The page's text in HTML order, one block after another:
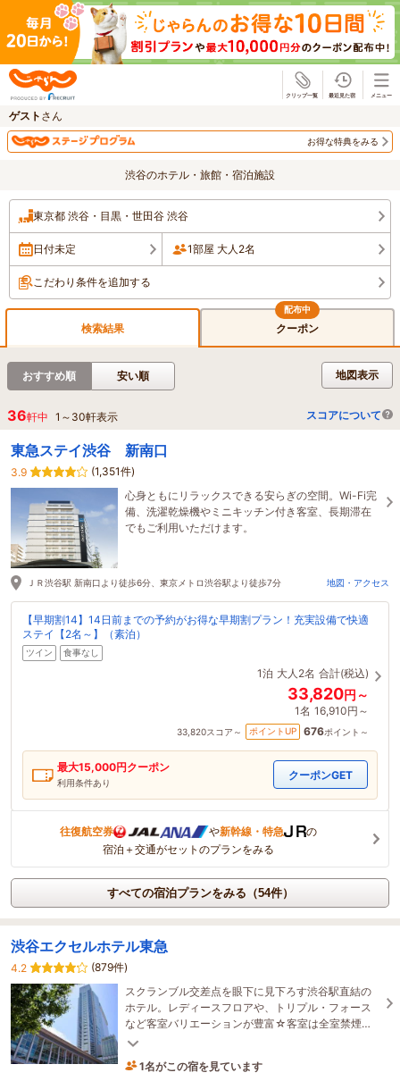
ゲスト さん
お得な特典をみる
渋谷のホテル・旅館・宿泊施設
東京都 渋谷・目黒・世田谷 渋谷
日付未定 1部屋 大人2名
こだわり条件を追加する
検索結果 クーポン
地図表示
おすすめ順 安い順
36軒中 1 ～ 30軒表示 スコアについて
東急ステイ渋谷 新南口
3.9
(1,351件)
心身ともにリラックスできる安らぎの空間。Wi-Fi完
備、洗濯乾燥機やミニキッチン付き客室、長期滞在
でもご利用いただけます。
ＪＲ渋谷駅 新南口より徒歩6分、東京メトロ渋谷駅より徒歩7分 地図・アクセス
【早期割14】14日前までの予約がお得な早期割プラン！充実設備で快適
ステイ【2名～】（素泊）
ツイン 食事なし
1泊 大人2名 合計(税込)
33,820円～
1名 16,910円～
33,820スコア～ ポイントUP 676ポイント～
最大15,000円クーポン
利用条件あり
クーポンGET
往復航空券 や新幹線・特急
の
宿泊＋交通がセットのプランをみる
すべての宿泊プランをみる（54件）
渋谷エクセルホテル東急
4.2
(879件)
スクランブル交差点を眼下に見下ろす渋谷駅直結の
ホテル。レディースフロアや、トリプル・フォース
など客室バリエーションが豊富☆客室は全室禁煙で
す。
1名がこの宿を見ています